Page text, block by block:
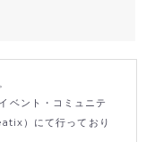
ベント・コミュニテ
）にて行っており